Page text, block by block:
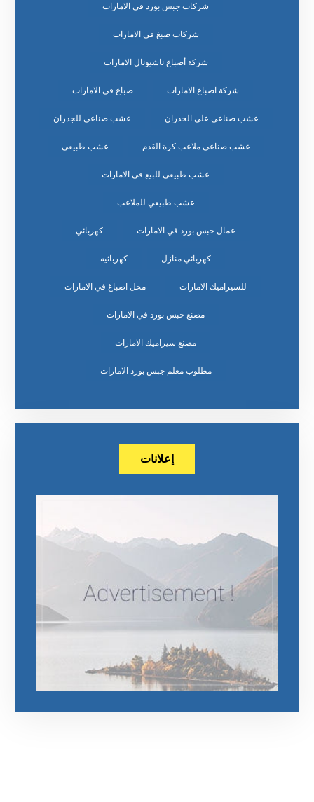
شركات جبس بورد في الامارات
شركات صبغ في الامارات
شركة أصباغ ناشيونال الامارات
شركة اصباغ الامارات صباغ في الامارات
عشب صناعي على الجدران عشب صناعي للجدران
عشب صناعي ملاعب كرة القدم عشب طبيعي
عشب طبيعي للبيع في الامارات
عشب طبيعي للملاعب
عمال جبس بورد في الامارات كهربائي
كهربائي منازل كهربائيه
للسيراميك الامارات محل اصباغ في الامارات
مصنع جبس بورد في الامارات
مصنع سيراميك الامارات
مطلوب معلم جبس بورد الامارات
إعلانات